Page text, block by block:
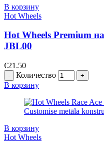
В корзину
Hot Wheels
Hot Wheels Premium
JBL00
€21.50
Количество
В корзину
В корзину
Hot Wheels